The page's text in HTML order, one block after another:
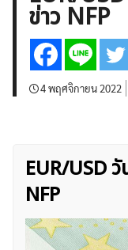
บทวิเคราะห์
เศรษฐกิ
สินค้าโภคภัณฑ์
โบ
กองทุน Forex
ฟรี
ข่าว NFP
4 พฤศจิกายน 2022
EUR/USD
NFP